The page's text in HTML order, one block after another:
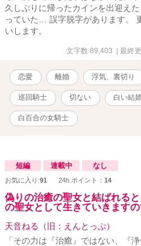
久しぶりに帰ったカインを出迎え
っていた… 誤字脱字があります。
いします。
文字数 89,403 | 最終
恋愛 離婚 浮気、裏切り
巡回騎士 切ない 白い結
白百合の女騎士
短編 連載中 なし
お気に入り:91 24h.ポイント： 14
偽りの治癒の聖女と結ばれる
の聖女として生きていきますの
天音ねる（旧：えんとっぷ）
「その力は『治癒』ではない、『